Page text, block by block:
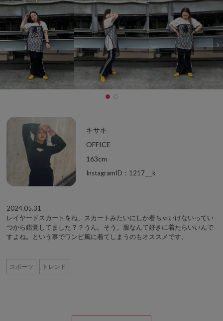
キサキ
OFFICE
163cm
InstagramID：1217___k
2024.05.31
レイヤードスカートをね、スカートみたいにしか着ちゃいけないってい
つから錯覚してました？？うん。そう。服なんて好きに着たらいいんで
すよね。という事でワンピ風に着てしまうのもオススメです。
スポーツ トレンド